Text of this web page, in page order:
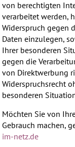
von berechtigten
verarbeitet werden,
Widerspruch gegen
Daten einzulegen,
Ihrer besonderen
gegen die
von Direktwerbung
Widerspruchsrecht
besonderen
Möchten Sie von
Gebrauch machen,
im-netz.de